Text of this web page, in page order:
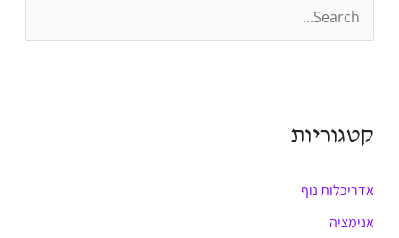
c
f
o
קטגוריות
אדריכלות נוף
אנימציה